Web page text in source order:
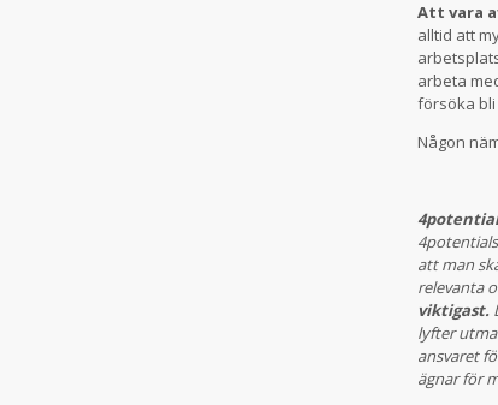
Att vara
alltid att
arbeta
försöka bli
Någon
att man
relevanta
viktigast.
lyfter
ansvaret
ägnar för